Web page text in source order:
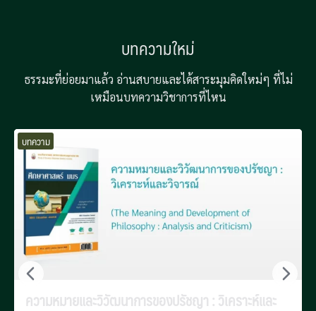
บทความใหม่
ธรรมะที่ย่อยมาแล้ว อ่านสบายและได้สาระมุมคิดใหม่ๆ ที่ไม่
เหมือนบทความวิชาการที่ไหน
บทความ
ความหมายและวิวัฒนาการของปรัชญา : วิเคราะห์และ